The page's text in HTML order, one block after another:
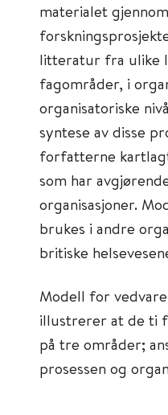
materialet
litteratur fra ulike
fagområder, i
organisatoriske
syntese av disse
forfatterne
som har
organisasjoner.
brukes i andre
britiske
Modell for
illustrerer at de ti
på tre områder;
prosessen og